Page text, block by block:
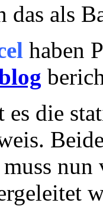
das als
haben
die